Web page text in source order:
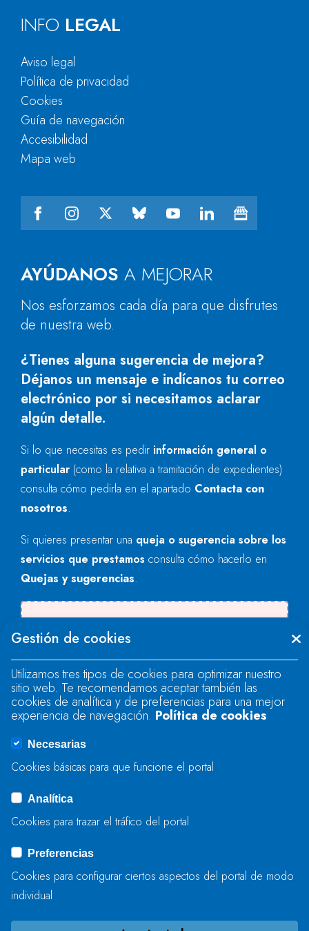
AYÚDANOS A MEJORAR
Nos esforzamos cada día para que disfrutes
de nuestra web.
¿Tienes alguna sugerencia de mejora?
Déjanos un mensaje e indícanos tu correo
electrónico por si necesitamos aclarar
algún detalle.
Si lo que necesitas es pedir información general o
particular (como la relativa a tramitación de expedientes)
consulta cómo pedirla en el apartado Contacta con
nosotros.
Si quieres presentar una queja o sugerencia sobre los
servicios que prestamos consulta cómo hacerlo en
Quejas y sugerencias.
"text".
Se produjo un error al cargar el campo
"text".
Se produjo un error al cargar el campo
ENVIAR
INFO LEGAL
Aviso legal
Política de privacidad
Cookies
Guía de navegación
Accesibilidad
Mapa web
Gestión de cookies
Utilizamos tres tipos de cookies para optimizar nuestro
sitio web. Te recomendamos aceptar también las
cookies de analítica y de preferencias para una mejor
experiencia de navegación. Política de cookies
Necesarias
Cookies básicas para que funcione el portal
Analítica
Cookies para trazar el tráfico del portal
Preferencias
Cookies para configurar ciertos aspectos del portal de modo
individual